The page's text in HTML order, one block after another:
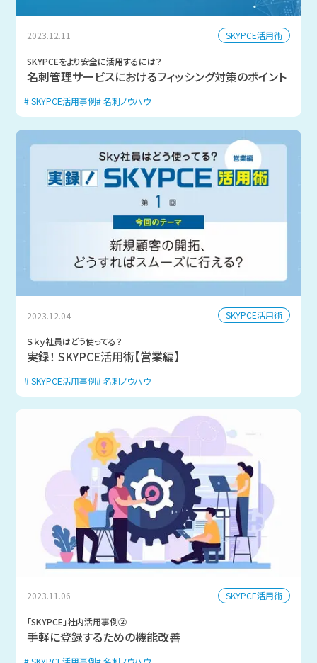
2023.12.11 SKYPCE活用術
SKYPCEをより安全に活用するには？
名刺管理サービスにおけるフィッシング対策のポイント
SKYPCE活用事例 名刺ノウハウ
2023.12.04 SKYPCE活用術
Ｓｋｙ社員はどう使ってる？
実録！ SKYPCE活用術【営業編】
SKYPCE活用事例 名刺ノウハウ
2023.11.06 SKYPCE活用術
「SKYPCE」社内活用事例②
手軽に登録するための機能改善